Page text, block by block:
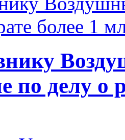
по делу о